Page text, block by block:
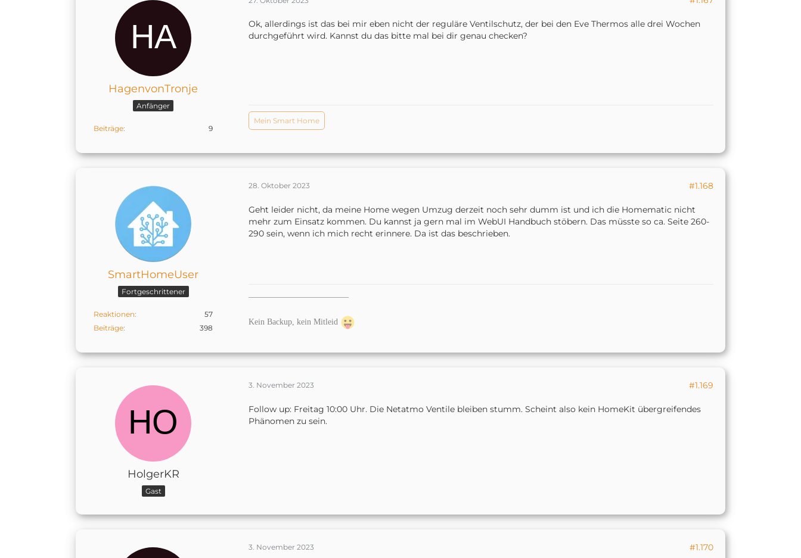
HagenvonTronje
Anfänger
Beiträge 9
Ok, allerdings ist das bei mir eben nicht der reguläre Ventilschutz, der bei den Eve Thermos alle drei Wochen
durchgeführt wird. Kannst du das bitte mal bei dir genau checken?
Mein Smart Home
SmartHomeUser
Fortgeschrittener
Reaktionen
57
Beiträge
398
28. Oktober 2023 #1.168
Geht leider nicht, da meine Home wegen Umzug derzeit noch sehr dumm ist und ich die Homematic nicht
mehr zum Einsatz kommen. Du kannst ja gern mal im WebUI Handbuch stöbern. Das müsste so ca. Seite 260-
290 sein, wenn ich mich recht erinnere. Da ist das beschrieben.
————————————
Kein Backup, kein Mitleid
HolgerKR
Gast
3. November 2023 #1.169
Follow up: Freitag 10:00 Uhr. Die Netatmo Ventile bleiben stumm. Scheint also kein HomeKit übergreifendes
Phänomen zu sein.
3. November 2023 #1.170